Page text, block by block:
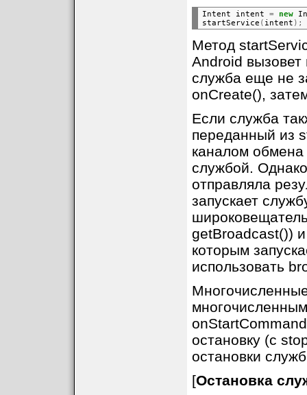
Intent intent = new
startService ( intent );
Метод
Android
служба еще не
onCreate(),
Если служба
переданный из
каналом
службой.
отправляла
запускает
getBroadcast())
которым
использовать
остановку (с
остановки
[Остановка